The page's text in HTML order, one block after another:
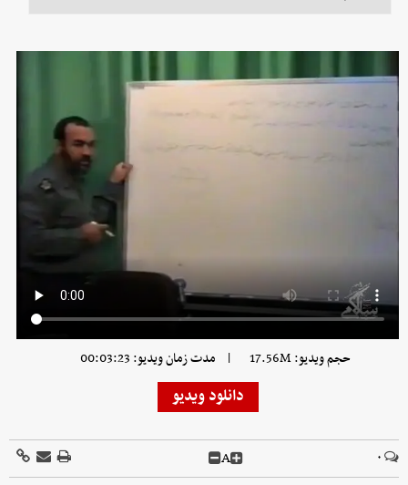
حجم ویدیو: 17.56M | مدت زمان ویدیو: 00:03:23
دانلود ویدیو
۰ A